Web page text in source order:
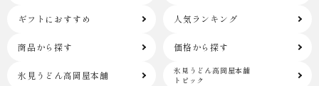
ギフトにおすすめ 人気ランキング
商品から探す 価格から探す
氷見うどん高岡屋本舗
氷見うどん高岡屋本舗
トピック